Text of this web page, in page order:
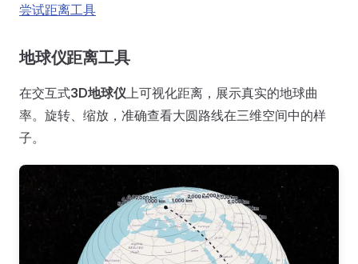
尝试距离工具
地球仪距离工具
在交互式3D地球仪 上可视化距离，展示真实的地球曲
率。旋转、缩放，准确查看大圆路线在三维空间中的样
子。